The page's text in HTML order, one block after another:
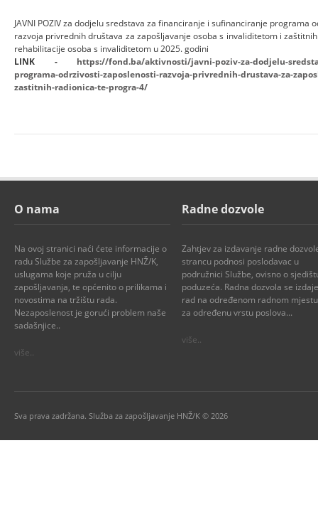
JAVNI POZIV za dodjelu sredstava za financiranje i sufinanciranje programa
razvoja privrednih društava za zapošljavanje osoba s invaliditetom i
rehabilitacije osoba s invaliditetom u 2025. godini
LINK - https://fond.ba/aktivnosti/javni-poziv-za-dodjelu-
programa-odrzivosti-zaposlenosti-razvoja-privrednih-drustava-za-
zastitnih-radionica-te-progra-4/
O nama
Na ovoj stranici naći ćete informacije o
radu Službe za zapošljavanje HNŽ/K,
uslugama koje pruža u cilju
zapošljavanja, te općenito o prilikama i
novostima na tržištu rada.
Nezaposlenost je gorući problem naše
sadašnjice..
više..
Radne dozvole
Zahtjev za izdavanje radne
strancu podnosi poslodavac u
podružnici Službe, ovisno o
poduzeća. Radna dozvola se
rad na određenom radnom
za određenu vrstu poslova...
više..
Sva prava zadržana. Služba za zapošljavanje HNŽ/K © 2026